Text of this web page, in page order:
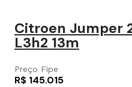
Citroen Jumper
L3h2 13m
Preço Fipe
R$ 145.015